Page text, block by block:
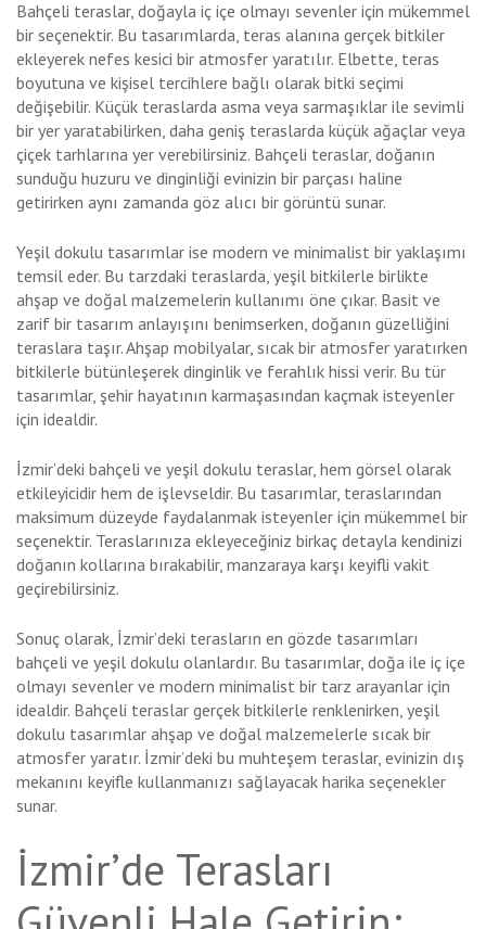
Bahçeli teraslar, doğayla iç içe olmayı sevenler için mükemmel
bir seçenektir. Bu tasarımlarda, teras alanına gerçek bitkiler
ekleyerek nefes kesici bir atmosfer yaratılır. Elbette, teras
boyutuna ve kişisel tercihlere bağlı olarak bitki seçimi
değişebilir. Küçük teraslarda asma veya sarmaşıklar ile sevimli
bir yer yaratabilirken, daha geniş teraslarda küçük ağaçlar veya
çiçek tarhlarına yer verebilirsiniz. Bahçeli teraslar, doğanın
sunduğu huzuru ve dinginliği evinizin bir parçası haline
getirirken aynı zamanda göz alıcı bir görüntü sunar.
Yeşil dokulu tasarımlar ise modern ve minimalist bir yaklaşımı
temsil eder. Bu tarzdaki teraslarda, yeşil bitkilerle birlikte
ahşap ve doğal malzemelerin kullanımı öne çıkar. Basit ve
zarif bir tasarım anlayışını benimserken, doğanın güzelliğini
teraslara taşır. Ahşap mobilyalar, sıcak bir atmosfer yaratırken
bitkilerle bütünleşerek dinginlik ve ferahlık hissi verir. Bu tür
tasarımlar, şehir hayatının karmaşasından kaçmak isteyenler
için idealdir.
İzmir’deki bahçeli ve yeşil dokulu teraslar, hem görsel olarak
etkileyicidir hem de işlevseldir. Bu tasarımlar, teraslarından
maksimum düzeyde faydalanmak isteyenler için mükemmel bir
seçenektir. Teraslarınıza ekleyeceğiniz birkaç detayla kendinizi
doğanın kollarına bırakabilir, manzaraya karşı keyifli vakit
geçirebilirsiniz.
Sonuç olarak, İzmir’deki terasların en gözde tasarımları
bahçeli ve yeşil dokulu olanlardır. Bu tasarımlar, doğa ile iç içe
olmayı sevenler ve modern minimalist bir tarz arayanlar için
idealdir. Bahçeli teraslar gerçek bitkilerle renklenirken, yeşil
dokulu tasarımlar ahşap ve doğal malzemelerle sıcak bir
atmosfer yaratır. İzmir’deki bu muhteşem teraslar, evinizin dış
mekanını keyifle kullanmanızı sağlayacak harika seçenekler
sunar.
İzmir’de Terasları